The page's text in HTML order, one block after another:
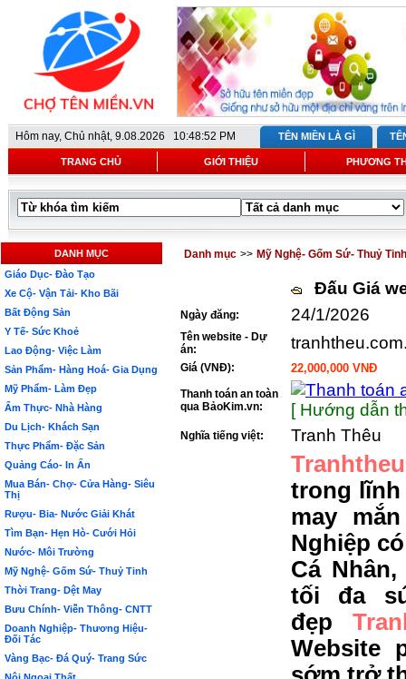
Hôm nay, Chủ nhật, 9.08.2026 10:48:52 PM TÊN MIỀN LÀ GÌ
TRANG CHỦ GIỚI THIỆU PHƯƠNG
DANH MỤC
Giáo Dục- Đào Tạo
Xe Cộ- Vận Tải- Kho Bãi
Bất Động Sản
Y Tế- Sức Khoẻ
Lao Động- Việc Làm
Sản Phẩm- Hàng Hoá- Gia Dụng
Mỹ Phẩm- Làm Đẹp
Ẩm Thực- Nhà Hàng
Du Lịch- Khách Sạn
Thực Phẩm- Đặc Sản
Quảng Cáo- In Ấn
Mua Bán- Chợ- Cửa Hàng- Siêu
Thị
Rượu- Bia- Nước Giải Khát
Tìm Bạn- Hẹn Hò- Cưới Hỏi
Nước- Môi Trường
Mỹ Nghệ- Gốm Sứ- Thuỷ Tinh
Thời Trang- Dệt May
Bưu Chính- Viễn Thông- CNTT
Doanh Nghiệp- Thương Hiệu-
Đối Tác
Vàng Bạc- Đá Quý- Trang Sức
Danh mục >> Mỹ Nghệ- Gốm Sứ- Thuỷ Tinh
Đấu Giá
Ngày đăng: 24/1/2026
Tên website - Dự
án:
Giá (VNĐ): 22,000,000 VNĐ
Thanh toán an toàn
qua BảoKim.vn:
[ Hướng dẫn
Nghĩa tiếng việt: Tranh Thêu
trong lĩnh
may
Nghiệp
Cá
tối đa
đẹp
Website